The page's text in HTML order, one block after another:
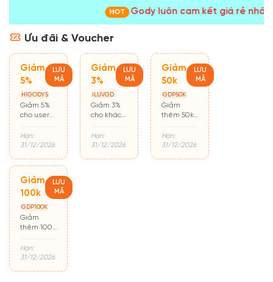
HOT Gody luôn cam kết giá rẻ
Ưu đãi & Voucher
Giảm
5%
LƯU
MÃ
HIGODY5
Giảm 5%
cho user
hàng lần
đầu
Hạn:
31/12/2026
Giảm
3%
LƯU
MÃ
ILUVGD
Giảm 3%
cho khách
Hạn:
31/12/2026
Giảm
50k
LƯU
MÃ
GDP50K
Giảm
thêm 50k
500k
Hạn:
31/12/2026
Giảm
100k
LƯU
MÃ
GDP100K
Giảm
thêm 100k
500k
Hạn:
31/12/2026